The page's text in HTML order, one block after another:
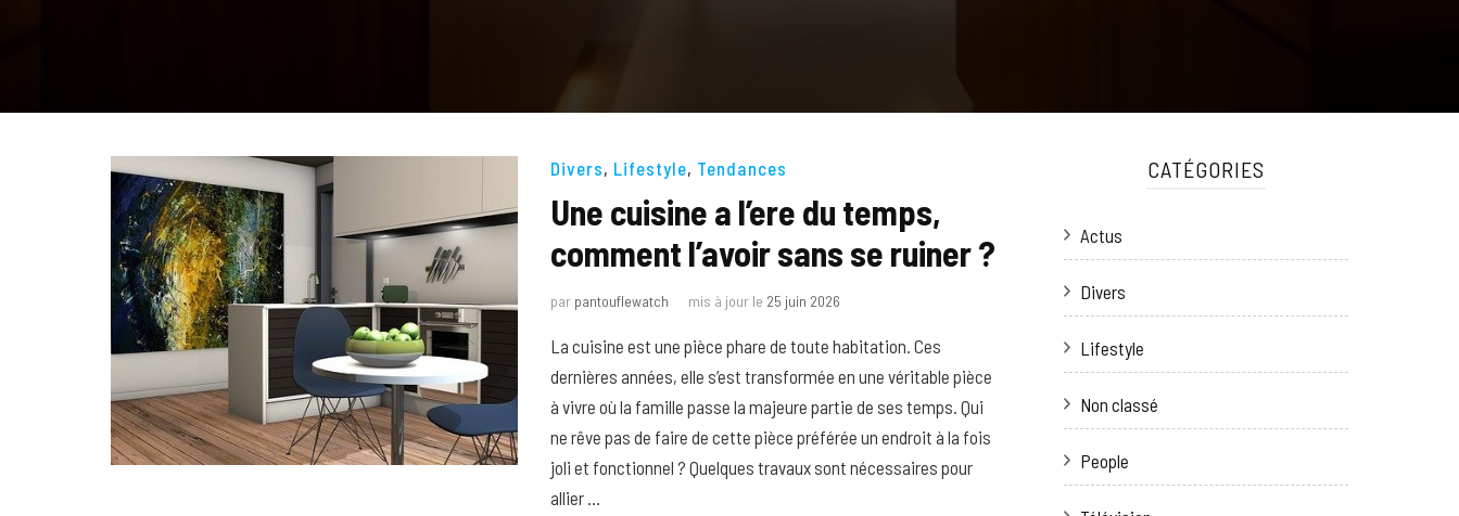
Divers, Lifestyle, Tendances
Une cuisine a l’ere du temps,
comment l’avoir sans se ruiner ?
par pantouflewatch mis à jour le 25 juin 2026
La cuisine est une pièce phare de toute habitation. Ces
dernières années, elle s’est transformée en une véritable pièce
à vivre où la famille passe la majeure partie de ses temps. Qui
ne rêve pas de faire de cette pièce préférée un endroit à la fois
joli et fonctionnel ? Quelques travaux sont nécessaires pour
allier …
CATÉGORIES
Actus
Divers
Lifestyle
Non classé
People